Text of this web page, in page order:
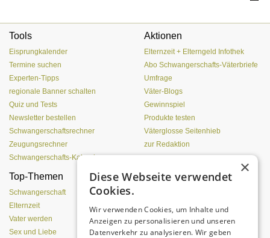
Tools
Eisprungkalender
Termine suchen
Experten-Tipps
regionale Banner schalten
Quiz und Tests
Newsletter bestellen
Schwangerschaftsrechner
Zeugungsrechner
Schwangerschafts-Kalender
Aktionen
Elternzeit + Elterngeld Infothek
Abo Schwangerschafts-Väterbriefe
Umfrage
Väter-Blogs
Gewinnspiel
Produkte testen
Väterglosse Seitenhieb
zur Redaktion
Top-Themen
Schwangerschaft
Elternzeit
Vater werden
Sex und Liebe
Einen Lehmofen
×
Diese Webseite verwendet
Cookies.
Wir verwenden Cookies, um Inhalte und
Anzeigen zu personalisieren und unseren
Datenverkehr zu analysieren. Wir geben